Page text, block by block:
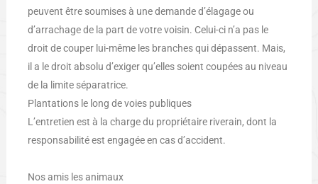
peuvent être soumises à une demande d’élagage ou
d’arrachage de la part de votre voisin. Celui-ci n’a pas le
droit de couper lui-même les branches qui dépassent. Mais,
il a le droit absolu d’exiger qu’elles soient coupées au niveau
de la limite séparatrice.
Plantations le long de voies publiques
L’entretien est à la charge du propriétaire riverain, dont la
responsabilité est engagée en cas d’accident.
Nos amis les animaux